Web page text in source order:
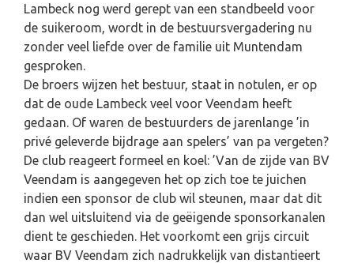
Lambeck nog werd gerept van een standbeeld voor
de suikeroom, wordt in de bestuursvergadering nu
zonder veel liefde over de familie uit Muntendam
gesproken.
De broers wijzen het bestuur, staat in notulen, er op
dat de oude Lambeck veel voor Veendam heeft
gedaan. Of waren de bestuurders de jarenlange ’in
privé geleverde bijdrage aan spelers’ van pa vergeten?
De club reageert formeel en koel: ’Van de zijde van BV
Veendam is aangegeven het op zich toe te juichen
indien een sponsor de club wil steunen, maar dat dit
dan wel uitsluitend via de geëigende sponsorkanalen
dient te geschieden. Het voorkomt een grijs circuit
waar BV Veendam zich nadrukkelijk van distantieert